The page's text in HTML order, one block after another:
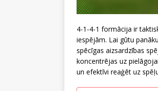
4-1-4-1 formācija ir
iespējām. Lai gūtu
spēcīgas aizsardzības
koncentrējas uz
un efektīvi reaģēt uz